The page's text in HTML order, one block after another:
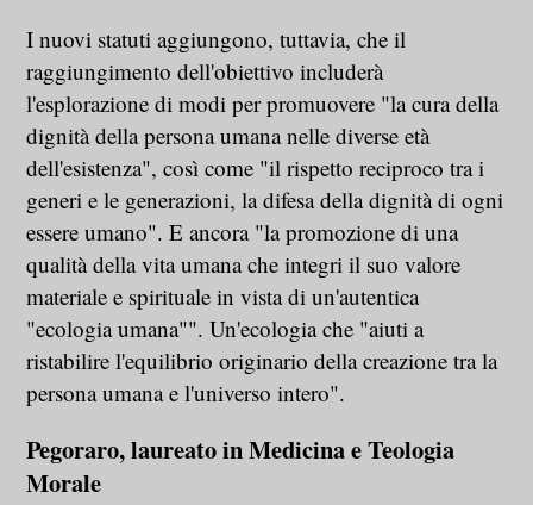
I nuovi statuti aggiungono, tuttavia, che il
raggiungimento dell'obiettivo includerà
l'esplorazione di modi per promuovere "la cura della
dignità della persona umana nelle diverse età
dell'esistenza", così come "il rispetto reciproco tra i
generi e le generazioni, la difesa della dignità di ogni
essere umano". E ancora "la promozione di una
qualità della vita umana che integri il suo valore
materiale e spirituale in vista di un'autentica
"ecologia umana"". Un'ecologia che "aiuti a
ristabilire l'equilibrio originario della creazione tra la
persona umana e l'universo intero".
Pegoraro, laureato in Medicina e Teologia
Morale